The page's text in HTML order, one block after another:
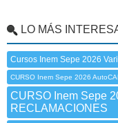
LO MÁS
Cursos Inem Sepe 2026
CURSO Inem Sepe 2026
CURSO Inem Sepe
RECLAMACIONES